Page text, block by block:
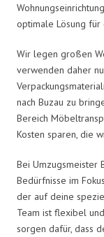
optimale Lösung für
Wir legen großen
verwenden daher
nach Buzau zu
Bereich
Kosten sparen, die
Bei Umzugsmeister
Bedürfnisse im
der auf deine
Team ist flexibel
sorgen dafür, dass